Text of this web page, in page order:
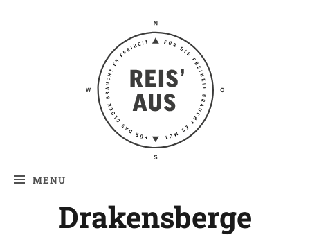
Reis' aus –
Reiseblog
MENU
Drakensberge